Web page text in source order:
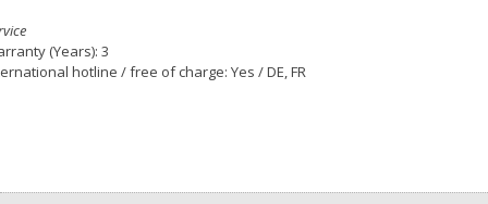
(Years): 3
hotline / free of charge: Yes / DE, FR